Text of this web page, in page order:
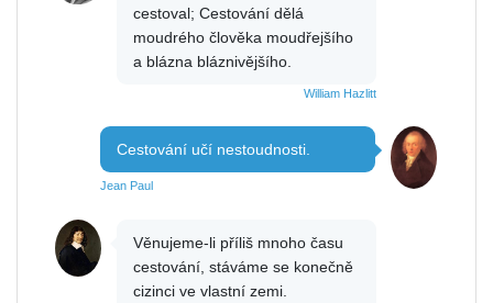
cestoval; Cestování dělá
moudrého člověka moudřejšího
a blázna bláznivějšího.
William Hazlitt
Cestování učí nestoudnosti.
Jean Paul
Věnujeme-li příliš mnoho času
cestování, stáváme se konečně
cizinci ve vlastní zemi.